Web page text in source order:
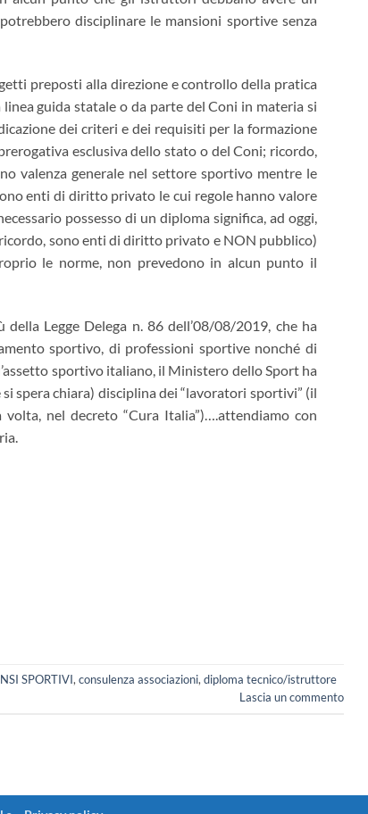
disciplinare le mansioni sportive senza
preposti alla direzione e controllo della pratica
guida statale o da parte del Coni in materia si
dei criteri e dei requisiti per la formazione
esclusiva dello stato o del Coni; ricordo,
valenza generale nel settore sportivo mentre le
enti di diritto privato le cui regole hanno valore
possesso di un diploma significa, ad oggi,
sono enti di diritto privato e NON pubblico)
le norme, non prevedono in alcun punto il
Legge Delega n. 86 dell’08/08/2019, che ha
sportivo, di professioni sportive nonché di
sportivo italiano, il Ministero dello Sport ha
spera chiara) disciplina dei “lavoratori sportivi” (il
nel decreto “Cura Italia”)….attendiamo con
SPORTIVI, consulenza associazioni, diploma tecnico/istruttore
Lascia un commento